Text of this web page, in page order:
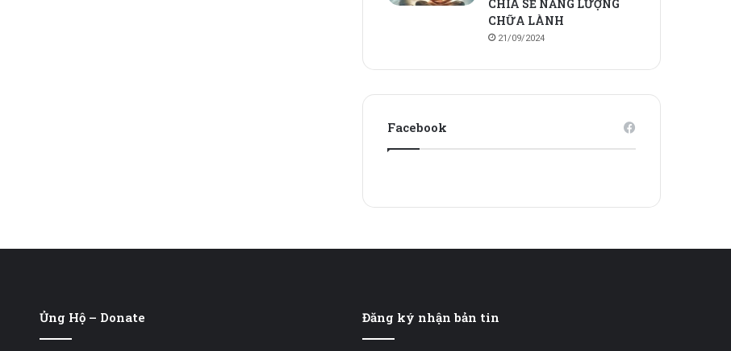
CHIA SẺ NĂNG LƯỢNG
CHỮA LÀNH
21/09/2024
Facebook
Ủng Hộ – Donate Đăng ký nhận bản tin